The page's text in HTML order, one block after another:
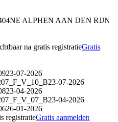
ALPHEN AAN DEN RIJN
na gratis registratieGratis
23-07-2026
23-07-2026
23-04-2026
23-04-2026
26-01-2026
registratieGratis aanmelden